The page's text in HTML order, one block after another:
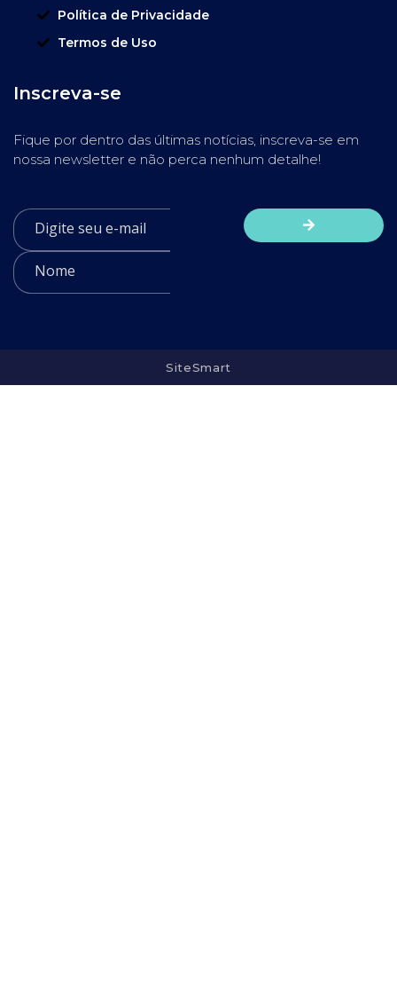
Política de Privacidade
Termos de Uso
Inscreva-se
Fique por dentro das últimas notícias, inscreva-se em
nossa newsletter e não perca nenhum detalhe!
SiteSmart